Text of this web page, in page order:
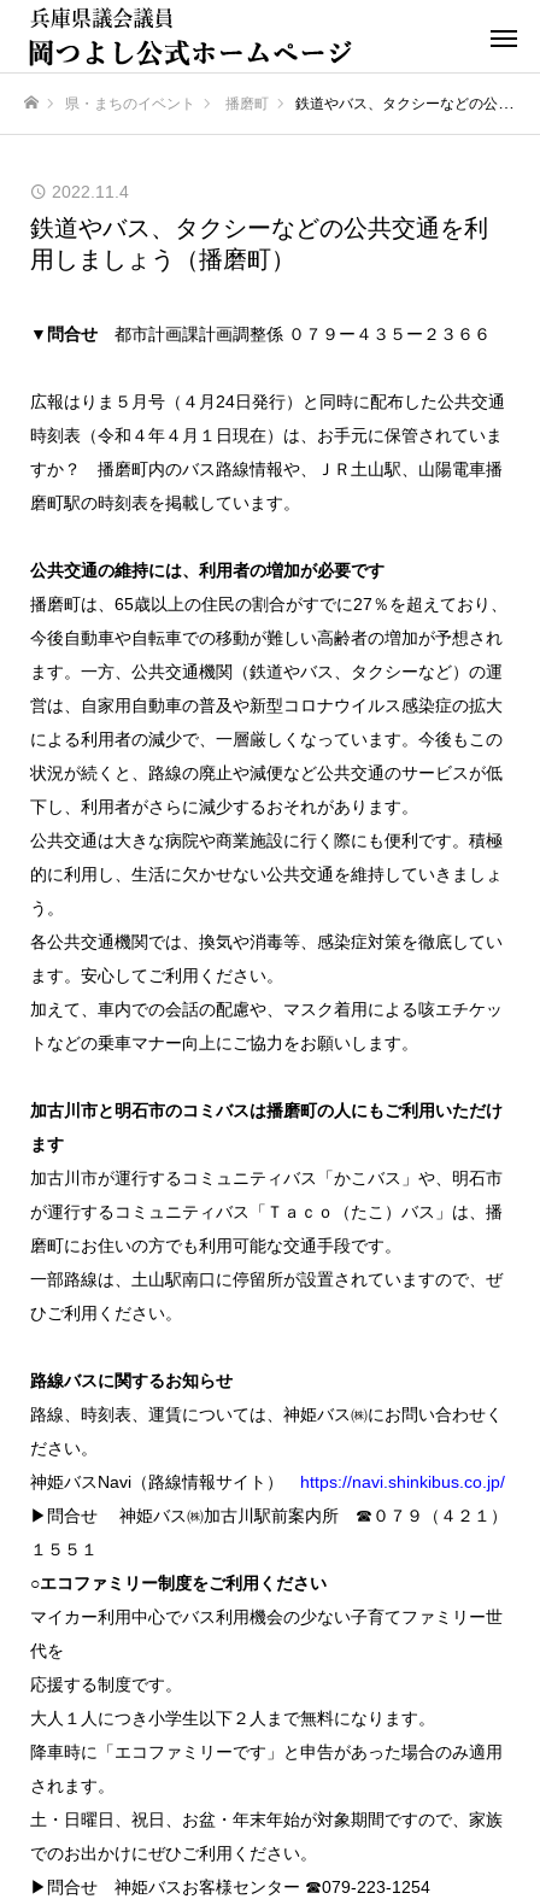
県・まちのイベント 播磨町 鉄道やバス、タクシーなどの公共交通を利用しましょう（播磨町）
2022.11.4
鉄道やバス、タクシーなどの公共交通を利
用しましょう（播磨町）
▼問合せ 都市計画課計画調整係 ０７９ー４３５ー２３６６
広報はりま５月号（４月24日発行）と同時に配布した公共交通
時刻表（令和４年４月１日現在）は、お手元に保管されていま
すか？ 播磨町内のバス路線情報や、ＪＲ土山駅、山陽電車播
磨町駅の時刻表を掲載しています。
公共交通の維持には、利用者の増加が必要です
播磨町は、65歳以上の住民の割合がすでに27％を超えており、
今後自動車や自転車での移動が難しい高齢者の増加が予想され
ます。一方、公共交通機関（鉄道やバス、タクシーなど）の運
営は、自家用自動車の普及や新型コロナウイルス感染症の拡大
による利用者の減少で、一層厳しくなっています。今後もこの
状況が続くと、路線の廃止や減便など公共交通のサービスが低
下し、利用者がさらに減少するおそれがあります。
公共交通は大きな病院や商業施設に行く際にも便利です。積極
的に利用し、生活に欠かせない公共交通を維持していきましょ
う。
各公共交通機関では、換気や消毒等、感染症対策を徹底してい
ます。安心してご利用ください。
加えて、車内での会話の配慮や、マスク着用による咳エチケッ
トなどの乗車マナー向上にご協力をお願いします。
加古川市と明石市のコミバスは播磨町の人にもご利用いただけ
ます
加古川市が運行するコミュニティバス「かこバス」や、明石市
が運行するコミュニティバス「Ｔａｃｏ（たこ）バス」は、播
磨町にお住いの方でも利用可能な交通手段です。
一部路線は、土山駅南口に停留所が設置されていますので、ぜ
ひご利用ください。
路線バスに関するお知らせ
路線、時刻表、運賃については、神姫バス㈱にお問い合わせく
ださい。
神姫バスNavi（路線情報サイト） https://navi.shinkibus.co.jp/
▶問合せ 神姫バス㈱加古川駅前案内所 ☎０７９（４２１）
１５５１
○エコファミリー制度をご利用ください
マイカー利用中心でバス利用機会の少ない子育てファミリー世
代を
応援する制度です。
大人１人につき小学生以下２人まで無料になります。
降車時に「エコファミリーです」と申告があった場合のみ適用
されます。
土・日曜日、祝日、お盆・年末年始が対象期間ですので、家族
でのお出かけにぜひご利用ください。
▶問合せ 神姫バスお客様センター ☎079-223-1254